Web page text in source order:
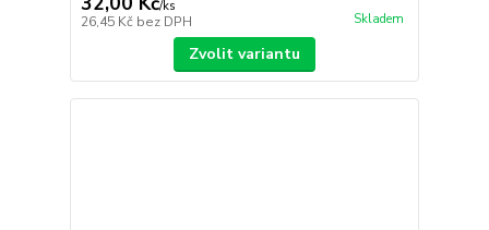
/ks
26,45 Kč bez DPH Skladem
Zvolit variantu